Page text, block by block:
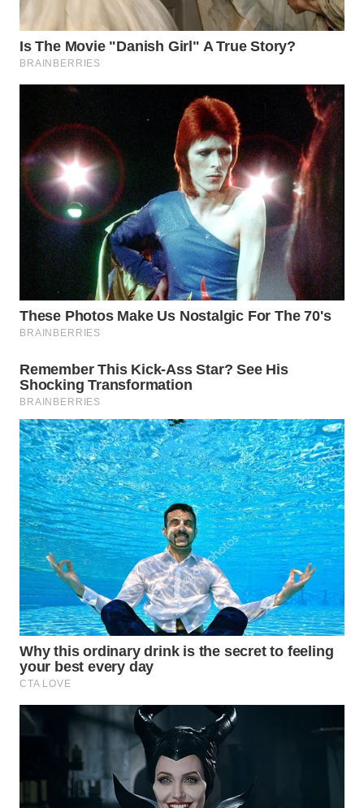
PADANG
LAWAS
SUMEDANG
WN
CIANJUR
WN
KEPULAUAN
SERIBU
WN
TANGERANG
WN
WN
WN
INDRAMAYU
WN
KUNINGAN
WN
MAJALENGKA
WN
SUBANG
SUKABUMI
PURWAKARTA